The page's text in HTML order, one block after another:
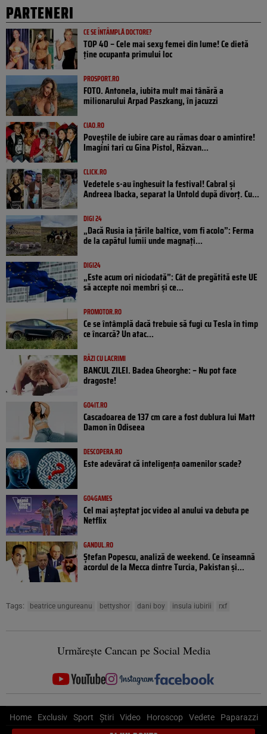
PARTENERI
CE SE ÎNTÂMPLĂ DOCTORE?
TOP 40 – Cele mai sexy femei din lume! Ce dietă
ține ocupanta primului loc
PROSPORT.RO
FOTO. Antonela, iubita mult mai tânără a
milionarului Arpad Paszkany, în jacuzzi
CIAO.RO
Poveştile de iubire care au rămas doar o amintire!
Imagini tari cu Gina Pistol, Răzvan...
CLICK.RO
Vedetele s-au înghesuit la festival! Cabral și
Andreea Ibacka, separat la Untold după divorț. Cu...
DIGI 24
„Dacă Rusia ia țările baltice, vom fi acolo”: Ferma
de la capătul lumii unde magnați...
DIGI24
„Este acum ori niciodată”: Cât de pregătită este UE
să accepte noi membri și ce...
PROMOTOR.RO
Ce se întâmplă dacă trebuie să fugi cu Tesla în timp
ce încarcă? Un atac...
RÂZI CU LACRIMI
BANCUL ZILEI. Badea Gheorghe: – Nu pot face
dragoste!
GO4IT.RO
Cascadoarea de 137 cm care a fost dublura lui Matt
Damon în Odiseea
DESCOPERA.RO
Este adevărat că inteligența oamenilor scade?
GO4GAMES
Cel mai așteptat joc video al anului va debuta pe
Netflix
GANDUL.RO
Ștefan Popescu, analiză de weekend. Ce înseamnă
acordul de la Mecca dintre Turcia, Pakistan şi...
Tags: beatrice ungureanu bettyshor dani boy insula iubirii rxf
Urmărește Cancan pe Social Media
Home Exclusiv Sport Știri Video Horoscop Vedete Paparazzi